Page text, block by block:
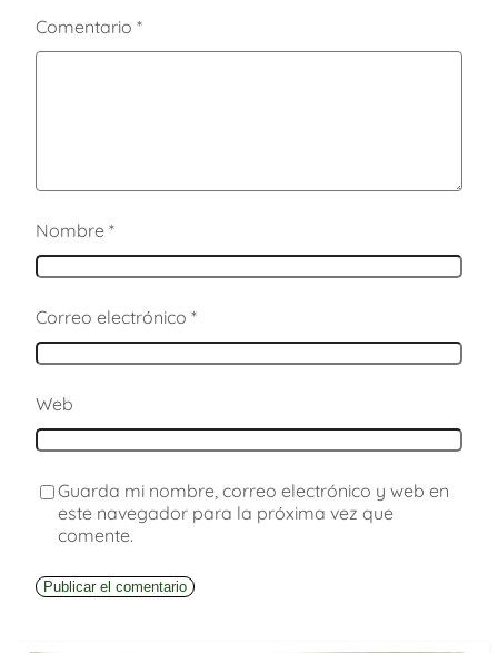
Comentario *
Nombre *
Correo electrónico *
Web
Guarda mi nombre, correo electrónico y web en
este navegador para la próxima vez que
comente.